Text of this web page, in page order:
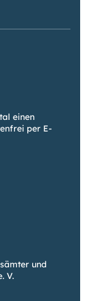
einen
per E-
und
V.